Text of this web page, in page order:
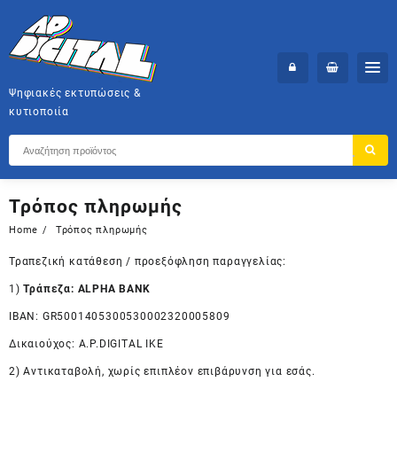
content
Ψηφιακές εκτυπώσεις &
κυτιοποιία
Τρόπος πληρωμής
Home Τρόπος πληρωμής
Τραπεζική κατάθεση / προεξόφληση παραγγελίας:
1)Τράπεζα: ALPHA BANK
IBAN: GR5001405300530002320005809
Δικαιούχος: Α.Ρ.DΙGΙΤΑL ΙΚΕ
2) Αντικαταβολή, χωρίς επιπλέον επιβάρυνση για εσάς.